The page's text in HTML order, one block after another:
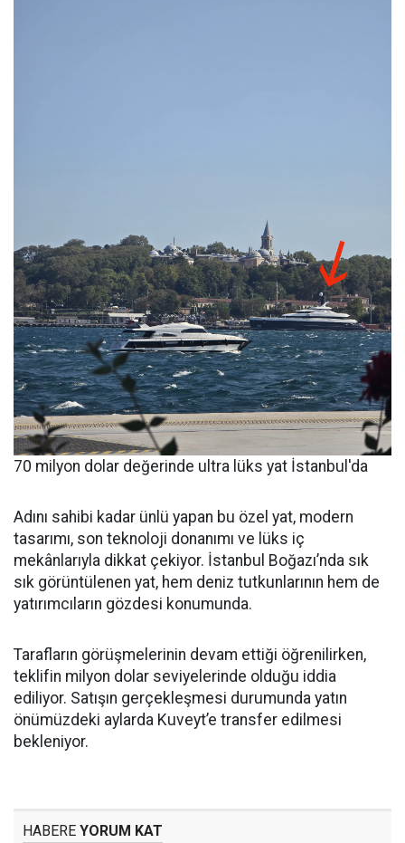
70 milyon dolar değerinde ultra lüks yat İstanbul'da
Adını sahibi kadar ünlü yapan bu özel yat, modern
tasarımı, son teknoloji donanımı ve lüks iç
mekânlarıyla dikkat çekiyor. İstanbul Boğazı’nda sık
sık görüntülenen yat, hem deniz tutkunlarının hem de
yatırımcıların gözdesi konumunda.
Tarafların görüşmelerinin devam ettiği öğrenilirken,
teklifin milyon dolar seviyelerinde olduğu iddia
ediliyor. Satışın gerçekleşmesi durumunda yatın
önümüzdeki aylarda Kuveyt’e transfer edilmesi
bekleniyor.
HABERE YORUM KAT